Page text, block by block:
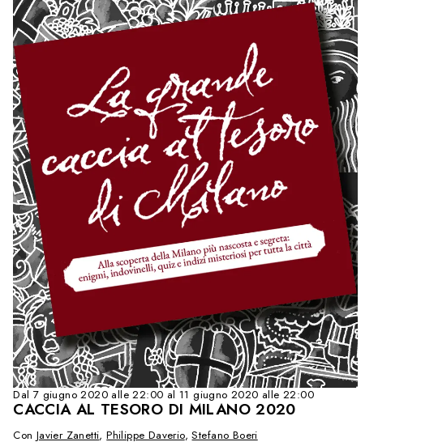
Dal 7 giugno 2020 alle 22:00 al 11 giugno 2020 alle 22:00
CACCIA AL TESORO DI MILANO 2020
Con Javier Zanetti,Philippe Daverio,Stefano Boeri